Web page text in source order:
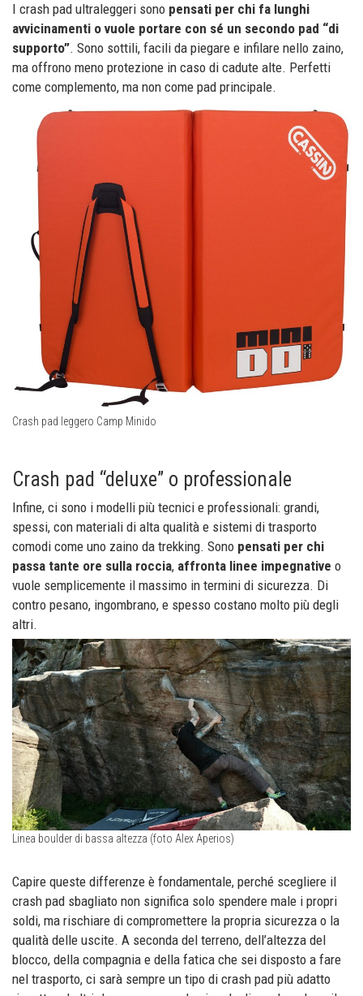
I crash pad ultraleggeri sono pensati per chi fa lunghi
avvicinamenti o vuole portare con sé un secondo pad “di
supporto”. Sono sottili, facili da piegare e infilare nello zaino,
ma offrono meno protezione in caso di cadute alte. Perfetti
come complemento, ma non come pad principale.
Crash pad leggero Camp Minido
Crash pad “deluxe” o professionale
Infine, ci sono i modelli più tecnici e professionali: grandi,
spessi, con materiali di alta qualità e sistemi di trasporto
comodi come uno zaino da trekking. Sono pensati per chi
passa tante ore sulla roccia, affronta linee impegnative o
vuole semplicemente il massimo in termini di sicurezza. Di
contro pesano, ingombrano, e spesso costano molto più degli
altri.
Linea boulder di bassa altezza (foto Alex Aperios)
Capire queste differenze è fondamentale, perché scegliere il
crash pad sbagliato non significa solo spendere male i propri
soldi, ma rischiare di compromettere la propria sicurezza o la
qualità delle uscite. A seconda del terreno, dell’altezza del
blocco, della compagnia e della fatica che sei disposto a fare
nel trasporto, ci sarà sempre un tipo di crash pad più adatto